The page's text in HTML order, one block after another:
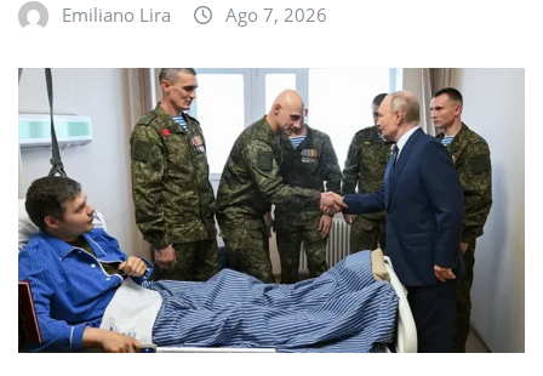
Emiliano Lira Ago 7, 2026